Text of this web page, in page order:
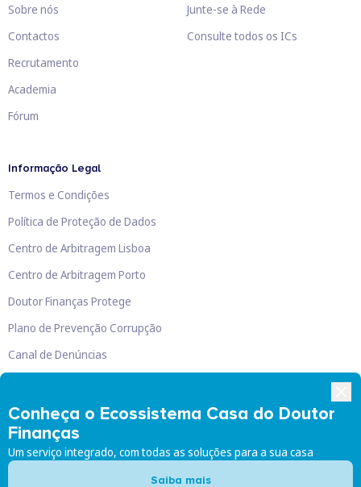
Conheça o Ecossistema Casa do Doutor
Finanças
Um serviço integrado, com todas as soluções para a sua casa
Saiba mais
Sobre nós
Contactos
Recrutamento
Academia
Fórum
Junte-se à Rede
Consulte todos os ICs
Informação Legal
Termos e Condições
Política de Proteção de Dados
Centro de Arbitragem Lisboa
Centro de Arbitragem Porto
Doutor Finanças Protege
Plano de Prevenção Corrupção
Canal de Denúncias
Doutor Finanças, Lda